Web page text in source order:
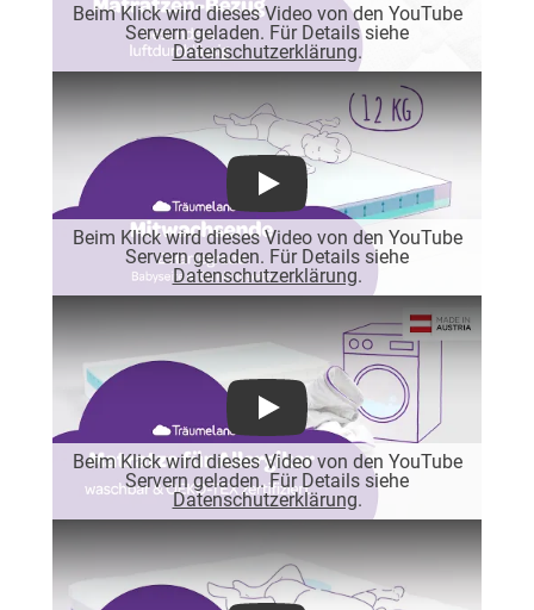
Beim Klick wird dieses Video von den YouTube
Servern geladen. Für Details siehe
Datenschutzerklärung.
Beim Klick wird dieses Video von den YouTube
Servern geladen. Für Details siehe
Datenschutzerklärung.
Play
Beim Klick wird dieses Video von den YouTube
Servern geladen. Für Details siehe
Datenschutzerklärung.
Play